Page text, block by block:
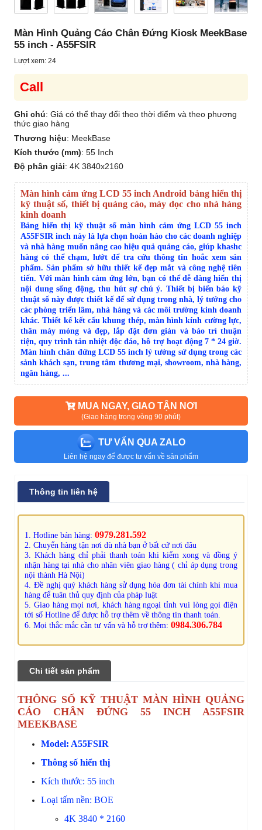
Màn Hình Quảng Cáo Chân Đứng Kiosk MeekBase
55 inch - A55FSIR
Lượt xem: 24
Call
Ghi chú: Giá có thể thay đổi theo thời điểm và theo phương
thức giao hàng
Thương hiệu: MeekBase
Kích thước (mm): 55 Inch
Độ phân giải: 4K 3840x2160
Màn hình cảm ứng LCD 55 inch Android bảng hiển thị
kỹ thuật số, thiết bị quảng cáo, máy dọc cho nhà hàng
kinh doanh
Bảng hiển thị kỹ thuật số màn hình cảm ứng LCD 55 inch
A55FSIR inch này là lựa chọn hoàn hảo cho các doanh nghiệp
và nhà hàng muốn nâng cao hiệu quả quảng cáo, giúp khashc
hàng có thể chạm, lướt để tra cứu thông tin hoắc xem sản
phẩm. Sản phẩm sở hữu thiết kế đẹp mắt và công nghệ tiên
tiến. Với màn hình cảm ứng lớn, bạn có thể dễ dàng hiển thị
nội dung sống động, thu hút sự chú ý. Thiết bị biển báo kỹ
thuật số này được thiết kế để sử dụng trong nhà, lý tưởng cho
các phòng triển lãm, nhà hàng và các môi trường kinh doanh
khác. Thiết kế kết cấu khung thép, màn hình kính cường lực,
thân máy mỏng và đẹp, lắp đặt đơn giản và bảo trì thuận
tiện, quy trình tản nhiệt độc đáo, hỗ trợ hoạt động 7 * 24 giờ.
Màn hình chân đứng LCD 55 inch lý tưởng sử dụng trong các
sảnh khách sạn, trung tâm thương mại, showroom, nhà hàng,
ngân hàng, ...
MUA NGAY, GIAO TẬN NƠI
(Giao hàng trong vòng 90 phút)
TƯ VẤN QUA ZALO
Liên hệ ngay để được tư vấn về sản phẩm
Thông tin liên hệ
1. Hotline bán hàng: 0979.281.592
2. Chuyển hàng tận nơi dù nhà bạn ở bất cứ nơi đâu
3. Khách hàng chỉ phải thanh toán khi kiểm xong và đồng ý
nhận hàng tại nhà cho nhân viên giao hàng ( chỉ áp dụng trong
nội thành Hà Nội)
4. Đề nghị quý khách hàng sử dụng hóa đơn tài chính khi mua
hàng để tuân thủ quy định của pháp luật
5. Giao hàng mọi nơi, khách hàng ngoại tỉnh vui lòng gọi điện
tới số Hotline để được hỗ trợ thêm về thông tin thanh toán.
6. Mọi thắc mắc cần tư vấn và hỗ trợ thêm: 0984.306.784
Chi tiết sản phẩm
THÔNG SỐ KỸ THUẬT MÀN HÌNH QUẢNG
CÁO CHÂN ĐỨNG 55 INCH A55FSIR
MEEKBASE
Model: A55FSIR
Thông số hiển thị
Kích thước: 55 inch
Loại tấm nền: BOE
4K 3840 * 2160